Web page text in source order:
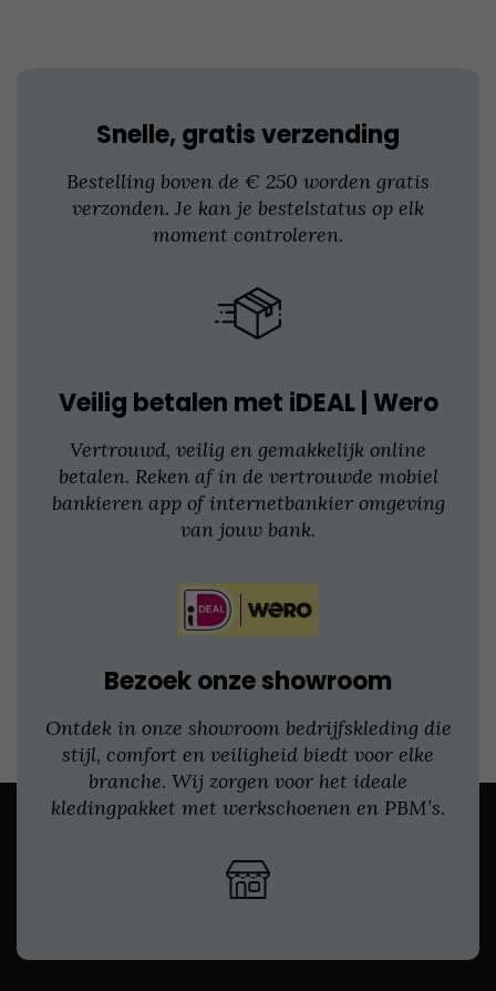
productpagina
Snelle, gratis verzending
Bestelling boven de € 250 worden gratis
verzonden. Je kan je bestelstatus op elk
moment controleren.
Veilig betalen met iDEAL | Wero
Vertrouwd, veilig en gemakkelijk online
betalen. Reken af in de vertrouwde mobiel
bankieren app of internetbankier omgeving
van jouw bank.
Bezoek onze showroom
Ontdek in onze showroom bedrijfskleding die
stijl, comfort en veiligheid biedt voor elke
branche. Wij zorgen voor het ideale
kledingpakket met werkschoenen en PBM’s.